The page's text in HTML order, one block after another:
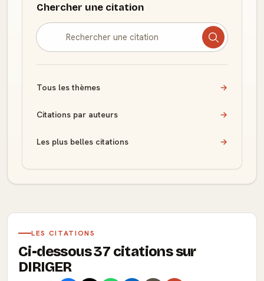
Chercher une citation
Tous les thèmes →
Citations par auteurs →
Les plus belles citations →
LES CITATIONS
Ci-dessous 37 citations sur
DIRIGER